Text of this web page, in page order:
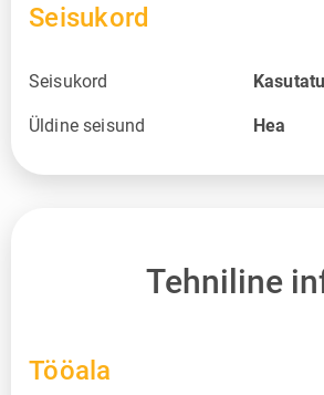
Seisukord
Seisukord
Üldine seisund Hea
Tehniline
Tööala